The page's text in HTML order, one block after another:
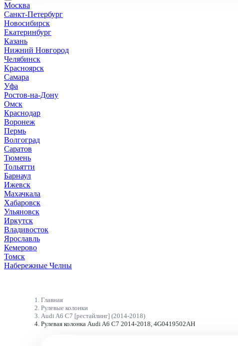
стеклоочистители
топливная система
тормозная система
трансмиссия
Москва
Санкт-Петербург
Новосибирск
Екатеринбург
Казань
Нижний Новгород
Челябинск
Красноярск
Самара
Уфа
Ростов-на-Дону
Омск
Краснодар
Воронеж
Пермь
Волгоград
Саратов
Тюмень
Тольятти
Барнаул
Ижевск
Махачкала
Хабаровск
Ульяновск
Иркутск
Владивосток
Ярославль
Кемерово
Томск
Набережные Челны
Главная
Рулевые колонки
Audi A6 C7 [рестайлинг] (2014-2018)
Рулевая колонка Audi A6 C7 2014-2018, 4G0419502AH